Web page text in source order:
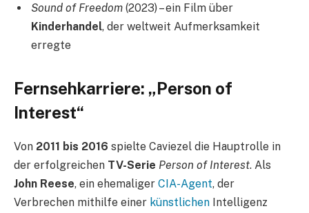
Sound of Freedom (2023) – ein Film über
Kinderhandel, der weltweit Aufmerksamkeit
erregte
Fernsehkarriere: „Person of
Interest“
Von 2011 bis 2016 spielte Caviezel die Hauptrolle in
der erfolgreichen TV-Serie Person of Interest. Als
John Reese, ein ehemaliger CIA-Agent, der
Verbrechen mithilfe einer künstlichen Intelligenz